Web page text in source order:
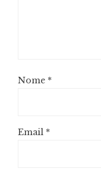
Nome *
Email *